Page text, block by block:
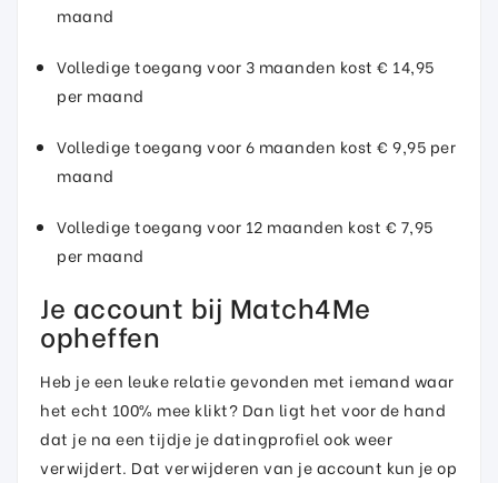
maand
Volledige toegang voor 3 maanden kost € 14,95
per maand
Volledige toegang voor 6 maanden kost € 9,95 per
maand
Volledige toegang voor 12 maanden kost € 7,95
per maand
Je account bij Match4Me
opheffen
Heb je een leuke relatie gevonden met iemand waar
het echt 100% mee klikt? Dan ligt het voor de hand
dat je na een tijdje je datingprofiel ook weer
verwijdert. Dat verwijderen van je account kun je op